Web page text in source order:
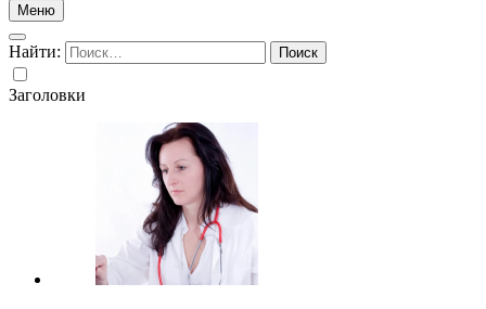
Меню
Найти:
Заголовки